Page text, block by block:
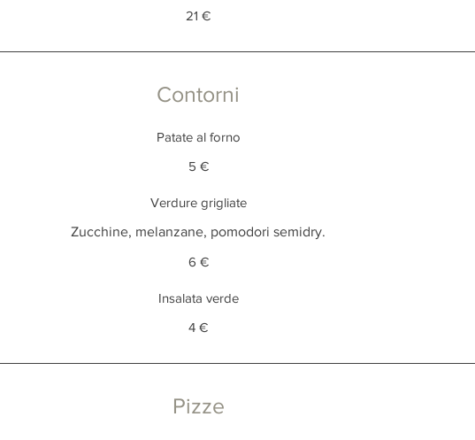
21 €
Contorni
Patate al forno
5 €
Verdure grigliate
Zucchine, melanzane, pomodori semidry.
6 €
Insalata verde
4 €
Pizze